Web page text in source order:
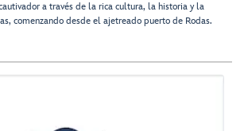
a través de la rica cultura, la historia y la
comenzando desde el ajetreado puerto de Rodas.